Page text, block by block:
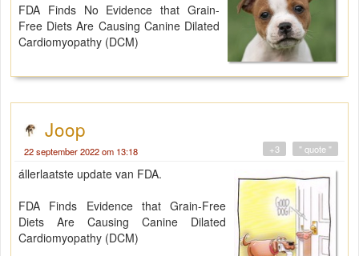
FDA Finds No Evidence that Grain-
Free Diets Are Causing Canine Dilated
Cardiomyopathy (DCM)
Joop
22 september 2022 om 13:18 " quote "
+3
állerlaatste update van FDA.
FDA Finds Evidence that Grain-Free
Diets Are Causing Canine Dilated
Cardiomyopathy (DCM)